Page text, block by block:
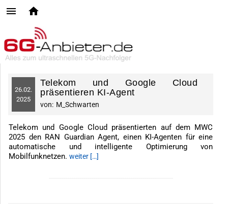
26.02.
2025
Telekom und Google Cloud
präsentieren KI-Agent
von: M_Schwarten
Telekom und Google Cloud präsentierten auf dem MWC
2025 den RAN Guardian Agent, einen KI-Agenten für eine
automatische und intelligente Optimierung von
Mobilfunknetzen. weiter […]